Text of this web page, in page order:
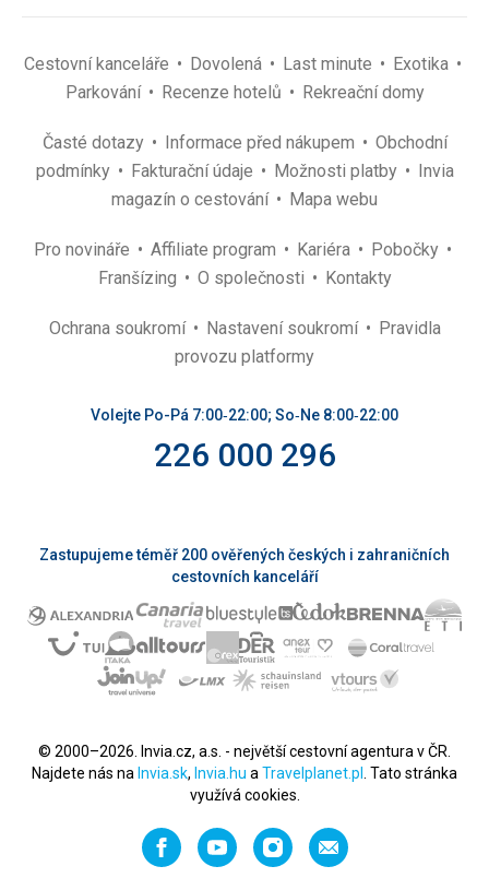
Cestovní kanceláře Dovolená Last minute
Exotika
Parkování
Recenze hotelů Rekreační domy
Časté dotazy Informace před nákupem
Obchodní
podmínky
Fakturační údaje Možnosti platby
Invia
magazín o cestování
Mapa webu
Pro novináře Affiliate program Kariéra
Pobočky
Franšízing
O společnosti Kontakty
Ochrana soukromí Nastavení soukromí
Pravidla
provozu platformy
Volejte Po-Pá 7:00‑22:00; So‑Ne 8:00‑22:00
226 000 296
Zastupujeme téměř 200 ověřených českých i zahraničních
cestovních kanceláří
© 2000–2026. Invia.cz, a.s. - největší cestovní agentura v ČR.
Najdete nás na Invia.sk, Invia.hu a Travelplanet.pl
. Tato stránka
využívá cookies.
FacebookYouTubeInstagramNapište